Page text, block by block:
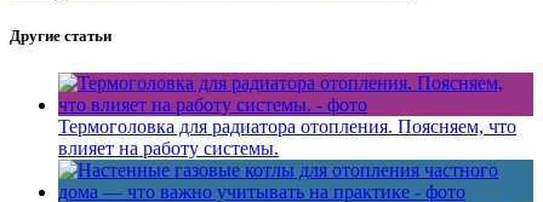
Другие статьи
Термоголовка для радиатора отопления. Поясняем, что
влияет на работу системы.